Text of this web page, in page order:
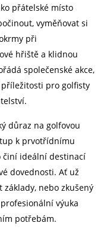
přátelské místo
vyměňovat si
při
hřiště a klidnou
společenské akce,
pro golfisty
důraz na golfovou
k prvotřídnímu
činí ideální destinací
dovednosti. Ať už
základy, nebo zkušený
výuka
potřebám.